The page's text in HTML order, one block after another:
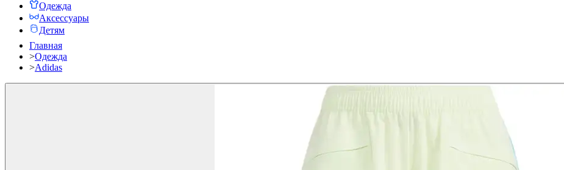
Одежда
Аксессуары
Детям
Главная
>Одежда
>Adidas